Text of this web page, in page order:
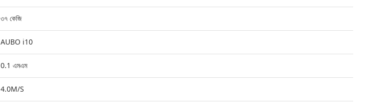
৩৭ কেজি
AUBO i10
0.1 এমএম
4.0M/S